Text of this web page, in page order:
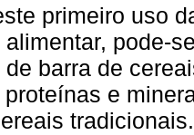
primeiro uso
pode-
barra de
e
tradicionais.